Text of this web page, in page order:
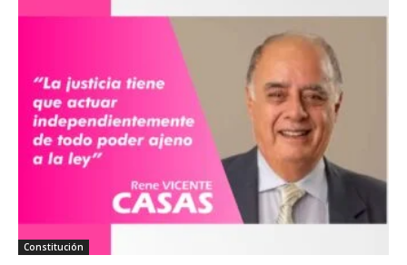
Constitución